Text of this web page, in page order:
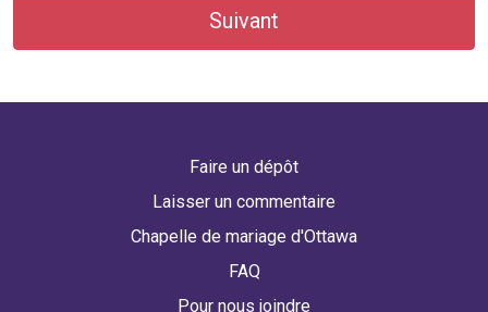
Suivant
Faire un dépôt
Laisser un commentaire
Chapelle de mariage d'Ottawa
FAQ
Pour nous joindre